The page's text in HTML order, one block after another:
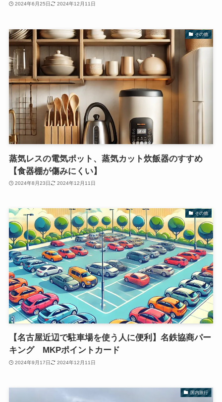
2024年6月25日 2024年12月11日
その他
蒸気レスの電気ポット、蒸気カット炊飯器のすすめ
【食器棚が傷みにくい】
2024年8月23日 2024年12月11日
その他
【名古屋近辺で駐車場を使う人に便利】名鉄協商パー
キング MKPポイントカード
2024年9月17日 2024年12月11日
国内旅行